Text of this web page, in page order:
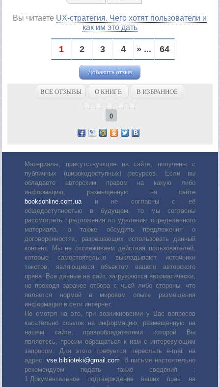
Вы читаете UX-стратегия. Чего хотят пользователи и
как им это дать
1 2 3 4 » ... 64
Добавить отзыв
ВСЕ ОТЗЫВЫ О КНИГЕ В ИЗБРАННОЕ
0
Материалы, присутствующие на сайте, получены с
публичных (широкодоступных) ресурсов. Если вы
обладаете авторским правом на какую либо
информацию, размещенную на сайте
booksonline.com.ua и не согласны с её
общедоступностью в будущем, то мы согласны
рассмотреть предложения по удалению определенного
материала, а также обсудить предложения о
договоренностях, разрешающих использовать данный
контент. Мы не отслеживаем действия пользователей,
которые самостоятельно выкладывают источники
текстов, являющиеся объектом вашего авторского
права. Все данные на сайт, загружаются автоматически,
не проходя заранее отбора с чьей либо стороны, что
является нормой в мировом опыте размещения
информации в сети интернет.
Не смотря на это, при возникновении у Вас вопросов
касательно ссылок на информацию, размещенную на
нашем сайте, правообладателями которой Вы
являетесь, просим обращаться к нам с интересующим
запросом. Для этого требуется переслать е-mail на
адрес: vse.biblioteki@gmail.com . В письме настоятельно
рекомендуем подать такие сведения :
1.Документальное подтверждение ваших прав на